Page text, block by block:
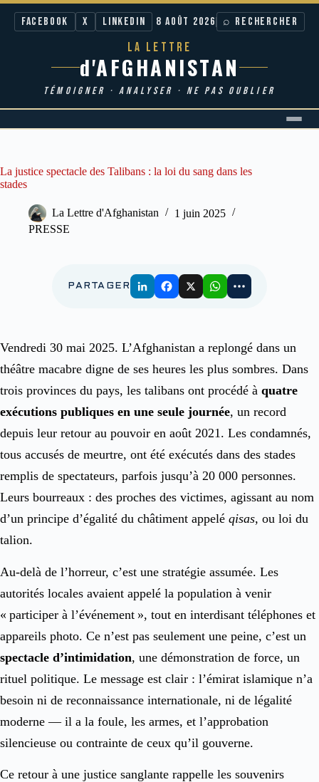
Facebook X LinkedIn 8 AOÛT 2026 ⌕ RECHERCHER
LA LETTRE
d'AFGHANISTAN
TÉMOIGNER · ANALYSER · NE PAS OUBLIER
La justice spectacle des Talibans : la loi du sang dans les
stades
La Lettre d'Afghanistan
1 juin 2025
PRESSE
PARTAGER
Vendredi 30 mai 2025. L’Afghanistan a replongé dans un
théâtre macabre digne de ses heures les plus sombres. Dans
trois provinces du pays, les talibans ont procédé à quatre
exécutions publiques en une seule journée, un record
depuis leur retour au pouvoir en août 2021. Les condamnés,
tous accusés de meurtre, ont été exécutés dans des stades
remplis de spectateurs, parfois jusqu’à 20 000 personnes.
Leurs bourreaux : des proches des victimes, agissant au nom
d’un principe d’égalité du châtiment appelé qisas, ou loi du
talion.
Au-delà de l’horreur, c’est une stratégie assumée. Les
autorités locales avaient appelé la population à venir
« participer à l’événement », tout en interdisant téléphones et
appareils photo. Ce n’est pas seulement une peine, c’est un
spectacle d’intimidation, une démonstration de force, un
rituel politique. Le message est clair : l’émirat islamique n’a
besoin ni de reconnaissance internationale, ni de légalité
moderne — il a la foule, les armes, et l’approbation
silencieuse ou contrainte de ceux qu’il gouverne.
Ce retour à une justice sanglante rappelle les souvenirs